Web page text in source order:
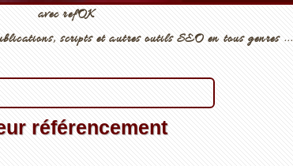
avec refOK
scripts et autres outils SEO en tous genres ...
référencement